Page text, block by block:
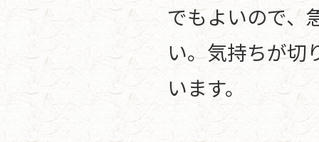
でもよいので、
い。気持ちが切
います。